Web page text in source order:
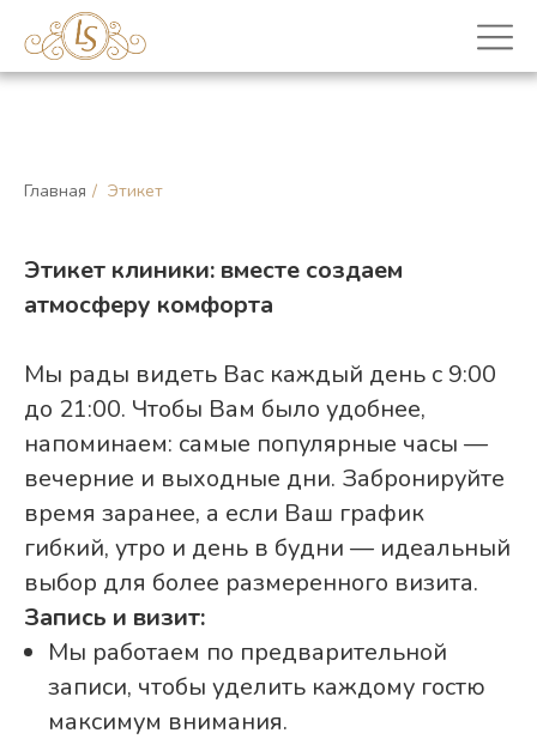
Главная / Этикет
Этикет клиники: вместе создаем
атмосферу комфорта
Мы рады видеть Вас каждый день с 9:00
до 21:00. Чтобы Вам было удобнее,
напоминаем: самые популярные часы —
вечерние и выходные дни. Забронируйте
время заранее, а если Ваш график
гибкий, утро и день в будни — идеальный
выбор для более размеренного визита.
Запись и визит:
Мы работаем по предварительной
записи, чтобы уделить каждому гостю
максимум внимания.